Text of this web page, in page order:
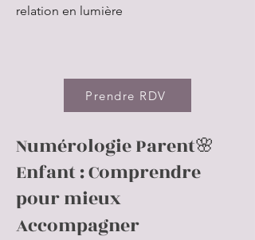
relation en lumière
Numérologie Parent🌸
Enfant : Comprendre
pour mieux
Accompagner
Prendre RDV